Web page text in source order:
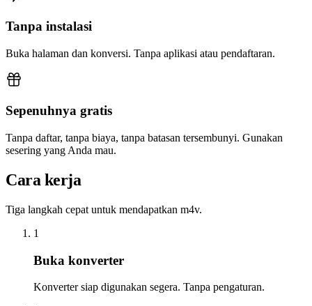
Tanpa instalasi
Buka halaman dan konversi. Tanpa aplikasi atau pendaftaran.
Sepenuhnya gratis
Tanpa daftar, tanpa biaya, tanpa batasan tersembunyi. Gunakan
sesering yang Anda mau.
Cara kerja
Tiga langkah cepat untuk mendapatkan m4v.
1
Buka konverter
Konverter siap digunakan segera. Tanpa pengaturan.